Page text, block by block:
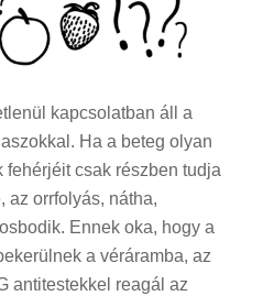
kapcsolatban áll a
Ha a beteg olyan
fehérjéit csak részben tudja
az orrfolyás, nátha,
Ennek oka, hogy a
a véráramba, az
antitestekkel reagál az